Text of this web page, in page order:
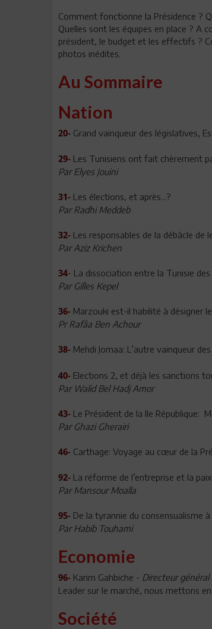
Comment fonctionne la Présidence ?
Quelles sont les équipes en place ? A
président, le budget et les effectifs ?
photos inédites.
Au Sommaire
Nation
20- Grand vainqueur des législatives,
29- Les Tunisiens ont fait chèrement
Par Elyes Jouini
31- Les élections, et après...?
Par Radhi Meddeb
32- Les responsables de la débâcle
Par Aziz Krichen
34- La dissociation entre la Tunisie
Par Gilles Kepel
36- Marzouki est-il habilité à désigner
Pr Rafâa Ben Achour
38- Mehdi Jomaa: L’autre vainqueur
40- Elections 2, et déjà les sanctions
Par Walid Bel Hadj Amor
43- Le Président de la IIe République:
Par Ghazi Gherairi
46- Carthage: Voyage au cœur de la
92- La réforme de l’entreprise et la
Par Mansour Moalla
95- De la tyrannie du consensualisme
Par Habib Touhami
Economie
96- Karim Gahbiche - Directeur général
Leader sur le marché, nous mettons
Société